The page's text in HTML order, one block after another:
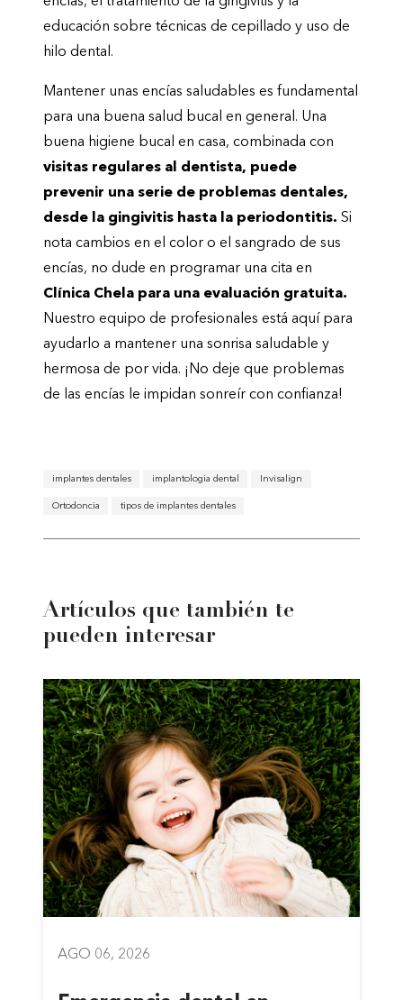
educación sobre técnicas de cepillado y uso de
hilo dental.
Mantener unas encías saludables es fundamental
para una buena salud bucal en general. Una
buena higiene bucal en casa, combinada con
visitas regulares al dentista, puede
prevenir una serie de problemas dentales,
desde la gingivitis hasta la periodontitis. Si
nota cambios en el color o el sangrado de sus
encías, no dude en programar una cita en
Clínica Chela para una evaluación gratuita.
Nuestro equipo de profesionales está aquí para
ayudarlo a mantener una sonrisa saludable y
hermosa de por vida. ¡No deje que problemas
de las encías le impidan sonreír con confianza!
implantes dentales implantologia dental Invisalign
Ortodoncia tipos de implantes dentales
Artículos que también te
pueden interesar
AGO 06, 2026